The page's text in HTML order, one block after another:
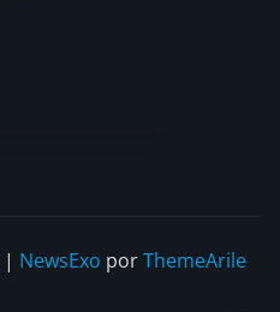
| NewsExo porThemeArile